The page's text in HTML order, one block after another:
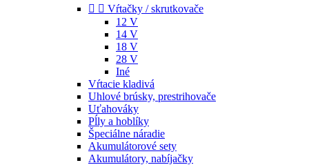
  Vŕtačky / skrutkovače
12 V
14 V
18 V
28 V
Iné
Vŕtacie kladivá
Uhlové brúsky, prestrihovače
Uťahováky
Pĺly a hoblíky
Špeciálne náradie
Akumulátorové sety
Akumulátory, nabíjačky